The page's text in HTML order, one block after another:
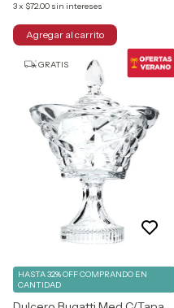
3x $72.00 sin intereses
GRATIS
HASTA 32% OFFCOMPRANDO EN
CANTIDAD